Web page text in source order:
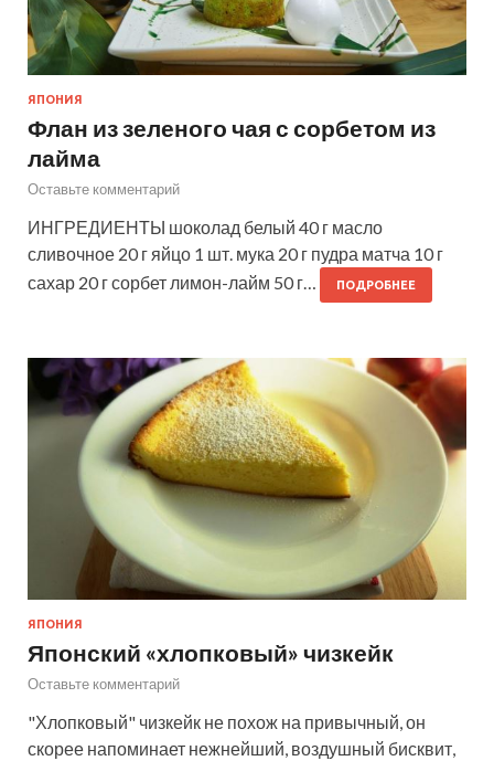
ЯПОНИЯ
Флан из зеленого чая с сорбетом из
лайма
Оставьте комментарий
ИНГРЕДИЕНТЫ шоколад белый 40 г масло
сливочное 20 г яйцо 1 шт. мука 20 г пудра матча 10 г
сахар 20 г сорбет лимон-лайм 50 г…
ПОДРОБНЕЕ
ЯПОНИЯ
Японский «хлопковый» чизкейк
Оставьте комментарий
"Хлопковый" чизкейк не похож на привычный, он
скорее напоминает нежнейший, воздушный бисквит,